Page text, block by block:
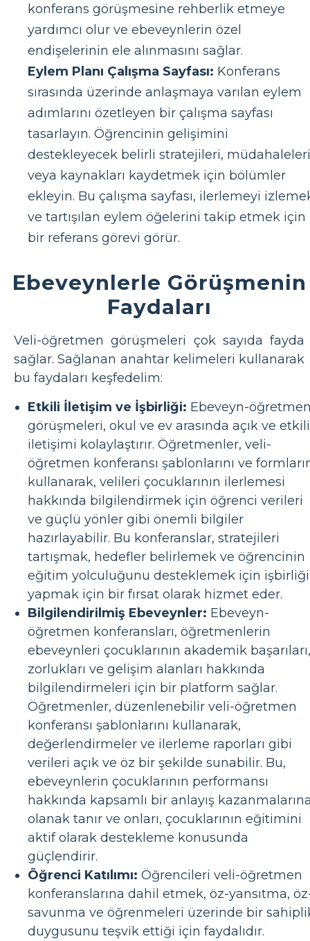
konferans görüşmesine rehberlik etmeye
yardımcı olur ve ebeveynlerin özel
endişelerinin ele alınmasını sağlar.
Eylem Planı Çalışma Sayfası: Konferans
sırasında üzerinde anlaşmaya varılan eylem
adımlarını özetleyen bir çalışma sayfası
tasarlayın. Öğrencinin gelişimini
destekleyecek belirli stratejileri, müdahaleleri
veya kaynakları kaydetmek için bölümler
ekleyin. Bu çalışma sayfası, ilerlemeyi
ve tartışılan eylem öğelerini takip etmek için
bir referans görevi görür.
Ebeveynlerle Görüşmenin
Faydaları
Veli-öğretmen görüşmeleri çok sayıda fayda
sağlar. Sağlanan anahtar kelimeleri kullanarak
bu faydaları keşfedelim:
Etkili İletişim ve İşbirliği: Ebeveyn-
görüşmeleri, okul ve ev arasında açık ve etkili
iletişimi kolaylaştırır. Öğretmenler, veli-
öğretmen konferansı şablonlarını ve
kullanarak, velileri çocuklarının ilerlemesi
hakkında bilgilendirmek için öğrenci verileri
ve güçlü yönler gibi önemli bilgiler
hazırlayabilir. Bu konferanslar, stratejileri
tartışmak, hedefler belirlemek ve öğrencinin
eğitim yolculuğunu desteklemek için işbirliği
yapmak için bir fırsat olarak hizmet eder.
Bilgilendirilmiş Ebeveynler: Ebeveyn-
öğretmen konferansları, öğretmenlerin
ebeveynleri çocuklarının akademik başarıları,
zorlukları ve gelişim alanları hakkında
bilgilendirmeleri için bir platform sağlar.
Öğretmenler, düzenlenebilir veli-öğretmen
konferansı şablonlarını kullanarak,
değerlendirmeler ve ilerleme raporları gibi
verileri açık ve öz bir şekilde sunabilir. Bu,
ebeveynlerin çocuklarının performansı
hakkında kapsamlı bir anlayış
olanak tanır ve onları, çocuklarının eğitimini
aktif olarak destekleme konusunda
güçlendirir.
Öğrenci Katılımı: Öğrencileri veli-öğretmen
konferanslarına dahil etmek, öz-yansıtma,
savunma ve öğrenmeleri üzerinde bir
duygusunu teşvik ettiği için faydalıdır.